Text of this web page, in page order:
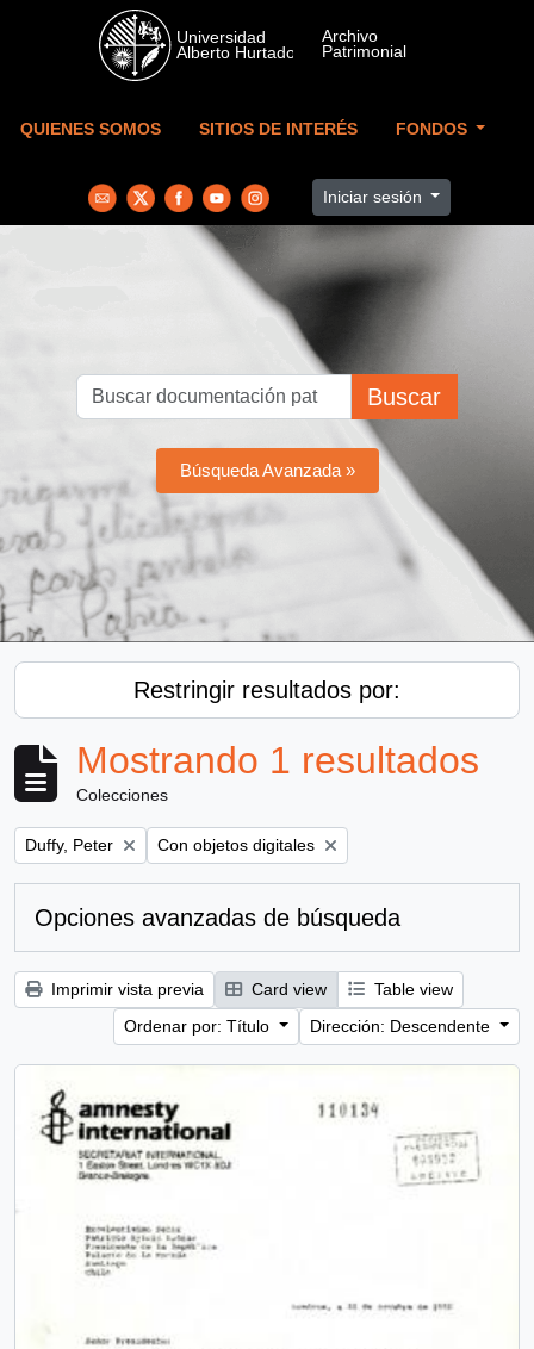
Skip to main content
QUIENES SOMOS SITIOS DE INTERÉS FONDOS
Iniciar sesión
Buscar
Búsqueda Avanzada »
Restringir resultados por:
Mostrando 1 resultados
Colecciones
Remove filter:
Duffy, Peter Remove filter:
Con objetos digitales
Opciones avanzadas de búsqueda
Imprimir vista previa Card view
Table view
Ordenar por: Título
Dirección: Descendente